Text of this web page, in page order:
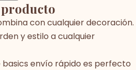
con cualquier decoración.
y estilo a cualquier
envío rápido es perfecto